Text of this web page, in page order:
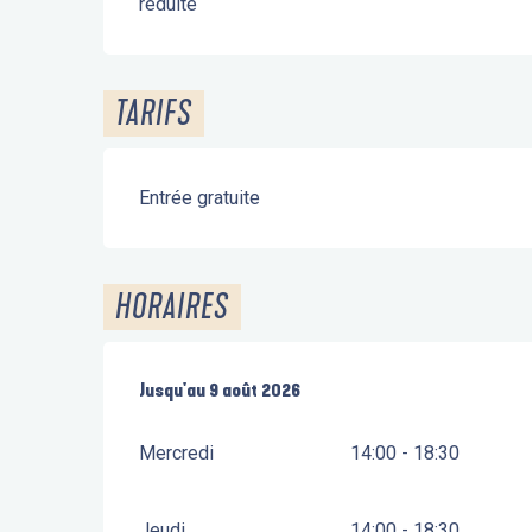
TARIFS
Entrée gratuite
HORAIRES
Du1 août 2026au9 août 2026
Jusqu'au 9 août 2026
Mercredi 14:00 - 18:30